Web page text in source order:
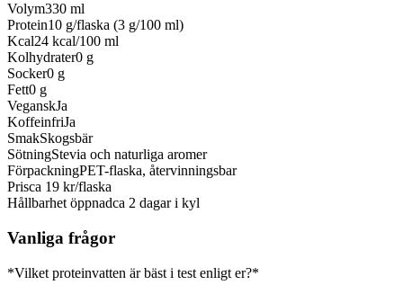
Volym330 ml
Protein10 g/flaska (3 g/100 ml)
Kcal24 kcal/100 ml
Kolhydrater0 g
Socker0 g
Fett0 g
VeganskJa
KoffeinfriJa
SmakSkogsbär
SötningStevia och naturliga aromer
FörpackningPET-flaska, återvinningsbar
Prisca 19 kr/flaska
Hållbarhet öppnadca 2 dagar i kyl
Vanliga frågor
*Vilket proteinvatten är bäst i test enligt er?*